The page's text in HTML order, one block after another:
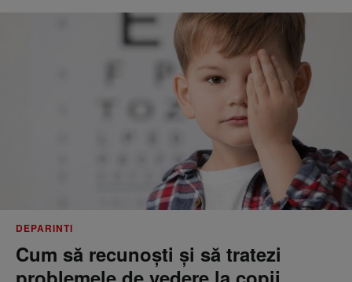
DEPARINTI
Cum să recunoști și să tratezi